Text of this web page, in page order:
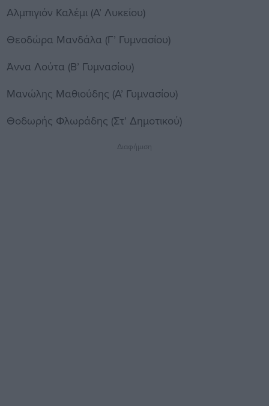
Αλμπιγιόν Καλέμι (Α’ Λυκείου)
Θεοδώρα Μανδάλα (Γ’ Γυμνασίου)
Άννα Λούτα (Β’ Γυμνασίου)
Μανώλης Μαθιούδης (Α’ Γυμνασίου)
Θοδωρής Φλωράδης (Στ’ Δημοτικού)
Διαφήμιση